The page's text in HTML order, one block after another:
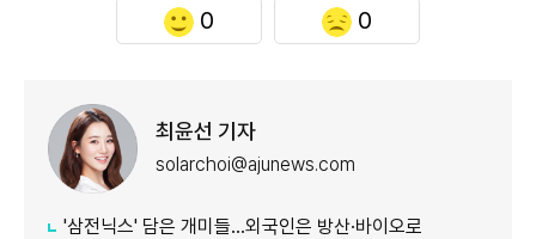
0 0
최윤선 기자
solarchoi@ajunews.com
'삼전닉스' 담은 개미들…외국인은 방산·바이오로